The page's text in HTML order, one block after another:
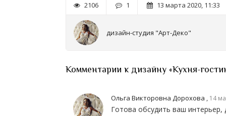
2106 1 13 марта 2020, 11:33
дизайн-студия "Арт-Деко"
Комментарии к дизайну «Кухня-
Ольга Викторовна Дорохова , 14
Готова обсудить ваш